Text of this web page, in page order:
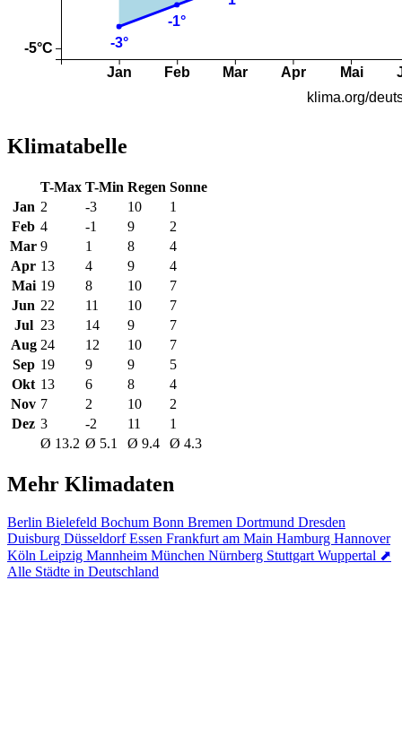
Klimatabelle
T-Max T-Min Regen Sonne
Jan 2 -3 10
1
Feb 4 -1 9
2
Mar 9 1 8
4
Apr 13 4 9
4
Mai 19 8 10
7
Jun 22 11 10
7
Jul 23 14 9
7
Aug 24 12 10
7
Sep 19 9 9
5
Okt 13 6 8
4
Nov 7 2 10
2
Dez 3 -2 11
1
Ø 13.2 Ø 5.1 Ø 9.4 Ø 4.3
Mehr Klimadaten
Berlin Bielefeld Bochum Bonn Bremen Dortmund Dresden
Duisburg DüsseldorfEssen Frankfurt am Main Hamburg Hannover
Köln Leipzig Mannheim München Nürnberg Stuttgart Wuppertal ⬈
Alle Städte in Deutschland